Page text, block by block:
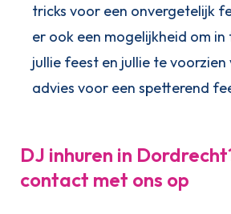
tricks voor een onvergetelijk
er ook een mogelijkheid om
jullie feest en jullie te
advies voor een spetterend
DJ inhuren in
contact met ons op